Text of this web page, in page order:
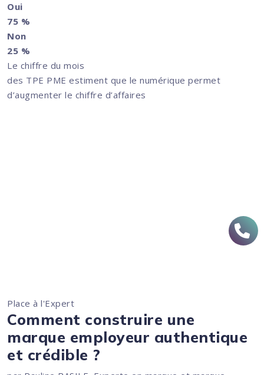
Oui
75 %
Non
25 %
Le chiffre du mois
des TPE PME estiment que le numérique permet
d’augmenter le chiffre d’affaires
Place à l'Expert
Comment construire une
marque employeur authentique
et crédible ?